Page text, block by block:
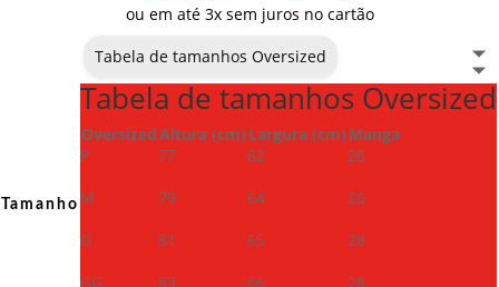
ou em até 3x sem juros no cartão
Tamanho
Tabela de tamanhos Oversized
Tabela de tamanhos Oversized
OversizedAltura (cm) Largura (cm) Manga
P
77 62
26
M
79 64
26
G
81 65
28
GG
83 66
28